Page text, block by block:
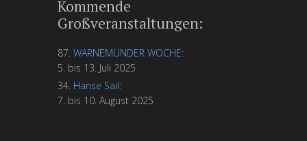
Kommende
Großveranstaltungen:
87. WARNEMÜNDER WOCHE:
5. bis 13. Juli 2025
34. Hanse Sail:
7. bis 10. August 2025